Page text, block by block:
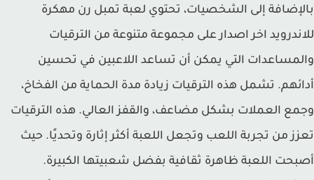
إلى الشخصيات، تحتوي لعبة تمبل رن مهكرة
اخر اصدار على مجموعة متنوعة من الترقيات
التي يمكن أن تساعد اللاعبين في تحسين
تشمل هذه الترقيات زيادة مدة الحماية من الفخاخ،
العملات بشكل مضاعف، والقفز العالي. هذه الترقيات
من تجربة اللعب وتجعل اللعبة أكثر إثارة وتحديًا. حيث
اللعبة ظاهرة ثقافية بفضل شعبيتها الكبيرة.